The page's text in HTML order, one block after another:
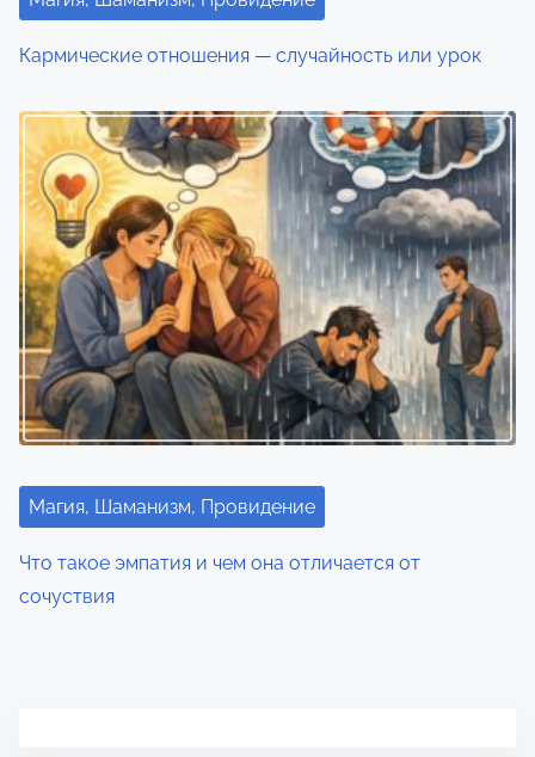
Кармические отношения — случайность или урок
Магия, Шаманизм, Провидение
Что такое эмпатия и чем она отличается от
сочуствия